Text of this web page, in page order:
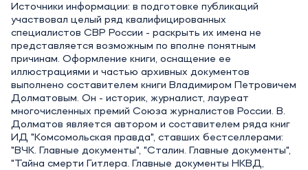
Источники информации: в подготовке публикаций
участвовал целый ряд квалифицированных
специалистов СВР России - раскрыть их имена не
представляется возможным по вполне понятным
причинам. Оформление книги, оснащение ее
иллюстрациями и частью архивных документов
выполнено составителем книги Владимиром Петровичем
Долматовым. Он - историк, журналист, лауреат
многочисленных премий Союза журналистов России. В.
Долматов является автором и составителем ряда книг
ИД "Комсомольская правда", ставших бестселлерами:
"ВЧК. Главные документы", "Сталин. Главные документы",
"Тайна смерти Гитлера. Главные документы НКВД,